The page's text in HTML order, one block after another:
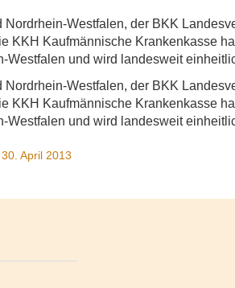
Nordrhein-Westfalen, der BKK
KKH Kaufmännische Krankenkasse
Westfalen und wird landesweit
Nordrhein-Westfalen, der BKK
KKH Kaufmännische Krankenkasse
Westfalen und wird landesweit
30. April 2013